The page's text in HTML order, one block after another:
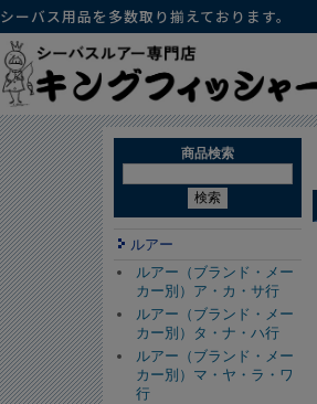
シーバス用品を多数取り揃えております。
商品検索
ルアー
ルアー（ブランド・メー
カー別）ア・カ・サ行
ルアー（ブランド・メー
カー別）タ・ナ・ハ行
ルアー（ブランド・メー
カー別）マ・ヤ・ラ・ワ
行